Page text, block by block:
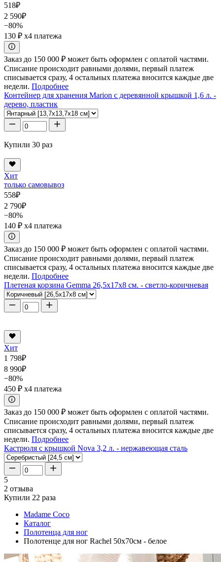
518₽
2 590₽
−80%
130 ₽ x4 платежа
Заказ до 150 000 ₽ может быть оформлен с оплатой частями.
Списание происходит равными долями, первый платеж
списывается сразу, 4 остальных платежа вносится каждые две
недели. Подробнее
Контейнер для хранения Marion с деревянной крышкой 1,6 л. -
дерево, пластик
Купили 30 раз
Хит
только самовывоз
558₽
2 790₽
−80%
140 ₽ x4 платежа
Заказ до 150 000 ₽ может быть оформлен с оплатой частями.
Списание происходит равными долями, первый платеж
списывается сразу, 4 остальных платежа вносится каждые две
недели. Подробнее
Плетеная корзина Gemma 26,5x17x8 см. - светло-коричневая
Хит
1 798₽
8 990₽
−80%
450 ₽ x4 платежа
Заказ до 150 000 ₽ может быть оформлен с оплатой частями.
Списание происходит равными долями, первый платеж
списывается сразу, 4 остальных платежа вносится каждые две
недели. Подробнее
Кастрюля с крышкой Nova 3,2 л. - нержавеющая сталь
5
2 отзыва
Купили 22 раза
Madame Coco
Каталог
Полотенца для ног
Полотенце для ног Rachel 50x70см - белое